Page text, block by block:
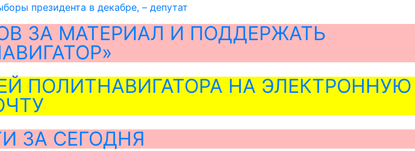
президента в декабре, – депутат
ЗА МАТЕРИАЛ И ПОДДЕРЖАТЬ
ПОЛИТНАВИГАТОРА НА ЭЛЕКТРОННУЮ
ЗА СЕГОДНЯ